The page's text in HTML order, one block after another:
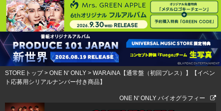
STOREトップ> ONE N' ONLY > WARAiNA【通常盤（初回プレス）】【イベン
ト応募用シリアルナンバー付き商品】
ONE N' ONLY バイオグラフィー